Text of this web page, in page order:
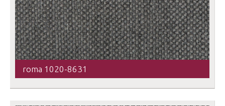
roma 1020-8631